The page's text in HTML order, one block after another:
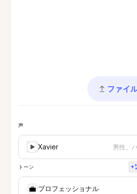
ファイ
声
Xavier 男性、
トーン
💼 プロフェッショナル